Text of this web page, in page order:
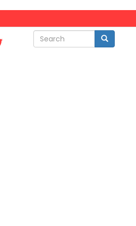
Search Search